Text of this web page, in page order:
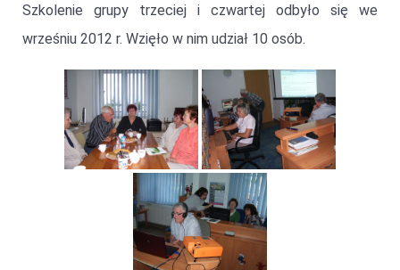
Szkolenie grupy trzeciej i czwartej odbyło się we
wrześniu 2012 r. Wzięło w nim udział 10 osób.